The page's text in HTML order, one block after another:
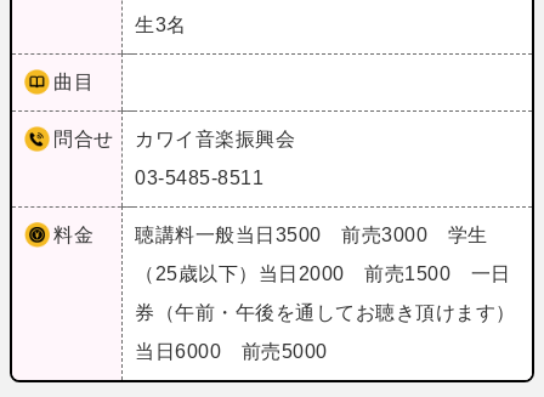
生3名
曲目
問合せ
カワイ音楽振興会
03-5485-8511
料金
聴講料一般当日3500 前売3000 学生
（25歳以下）当日2000 前売1500 一日
券（午前・午後を通してお聴き頂けます）
当日6000 前売5000